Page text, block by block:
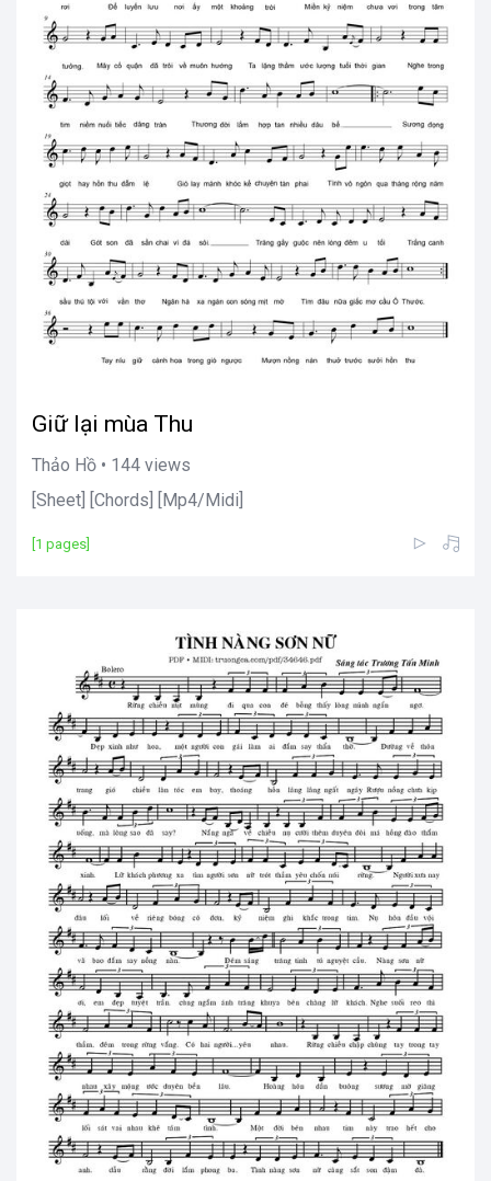
Giữ lại mùa Thu
Thảo Hồ • 144 views
[Sheet] [Chords] [Mp4/Midi]
[1 pages]